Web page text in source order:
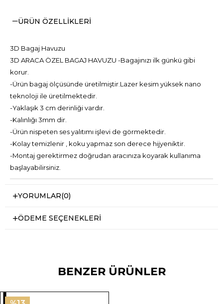
ÜRÜN ÖZELLIKLERI
3D Bagaj Havuzu
3D ARACA ÖZEL BAGAJ HAVUZU -Bagajınızı ilk günkü gibi
korur.
-Ürün bagaj ölçüsünde üretilmiştir.Lazer kesim yüksek nano
teknoloji ile üretilmektedir.
-Yaklaşık 3 cm derinliği vardır.
-Kalınlığı 3mm dir.
-Ürün nispeten ses yalıtımı işlevi de görmektedir.
-Kolay temizlenir , koku yapmaz son derece hijyeniktir.
-Montaj gerektirmez doğrudan aracınıza koyarak kullanıma
başlayabilirsiniz.
YORUMLAR(0)
ÖDEME SEÇENEKLERI
BENZER ÜRÜNLER